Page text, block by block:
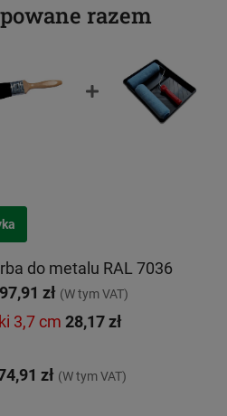
razem
do metalu RAL 7036
zł (W tym VAT)
3,7 cm 28,17 zł
zł (W tym VAT)